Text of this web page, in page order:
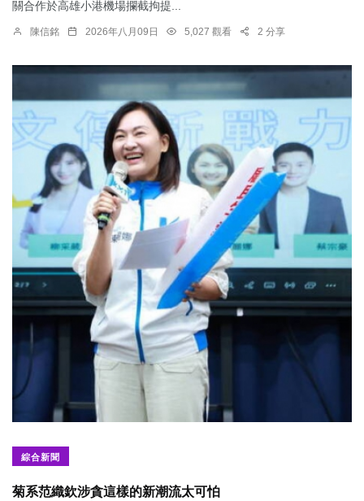
關合作於高雄小港機場攔截拘提...
陳信銘 2026年八月09日 5,027 觀看 2 分享
綜合新聞
菊系范織欽涉貪這樣的新潮流太可怕